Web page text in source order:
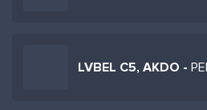
LVBEL C5, AKDO -